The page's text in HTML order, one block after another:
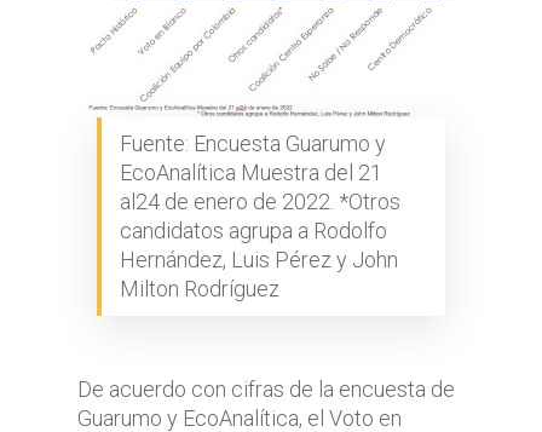
Fuente: Encuesta Guarumo y
EcoAnalítica Muestra del 21
al24 de enero de 2022. *Otros
candidatos agrupa a Rodolfo
Hernández, Luis Pérez y John
Milton Rodríguez
De acuerdo con cifras de la encuesta de
Guarumo y EcoAnalítica, el Voto en